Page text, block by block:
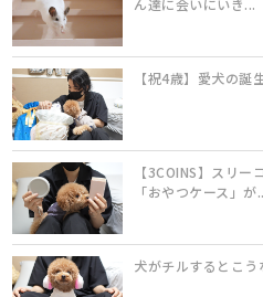
【祝4歳】愛犬の誕
【3COINS】スリ
「おやつケース」が
犬がチルするとこう